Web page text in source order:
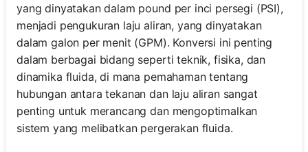
yang dinyatakan dalam pound per inci persegi (PSI),
menjadi pengukuran laju aliran, yang dinyatakan
dalam galon per menit (GPM). Konversi ini penting
dalam berbagai bidang seperti teknik, fisika, dan
dinamika fluida, di mana pemahaman tentang
hubungan antara tekanan dan laju aliran sangat
penting untuk merancang dan mengoptimalkan
sistem yang melibatkan pergerakan fluida.